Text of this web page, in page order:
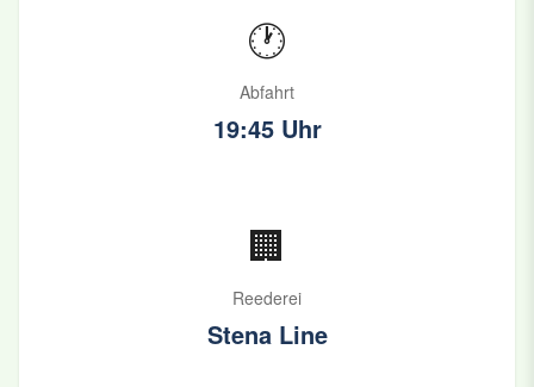
🕐
Abfahrt
19:45 Uhr
🏢
Reederei
Stena Line